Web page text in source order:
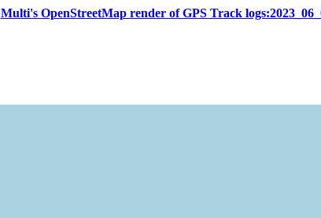
Multi's OpenStreetMap render of GPS Track